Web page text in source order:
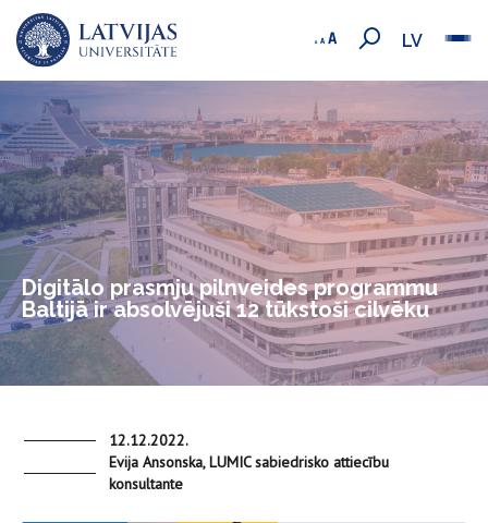
LV
Digitālo prasmju pilnveides programmu
Baltijā ir absolvējuši 12 tūkstoši cilvēku
12.12.2022.
Evija Ansonska, LUMIC sabiedrisko attiecību
konsultante